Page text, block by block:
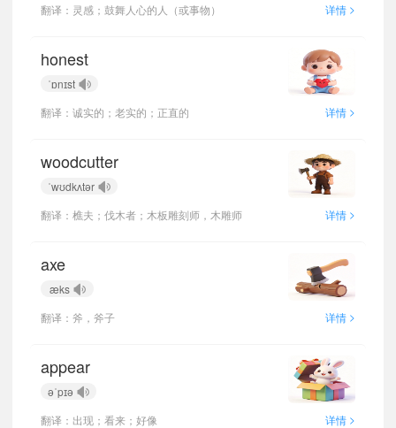
翻译：灵感；鼓舞人心的人（或事物）
详情 >
honest
ˈɒnɪst
翻译：诚实的；老实的；正直的
详情 >
woodcutter
ˈwʊdkʌtər
翻译：樵夫；伐木者；木板雕刻师，木雕师
详情 >
axe
æks
翻译：斧，斧子
详情 >
appear
əˈpɪə
翻译：出现；看来；好像
详情 >